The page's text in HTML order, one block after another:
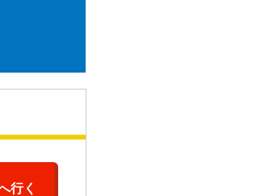
行く